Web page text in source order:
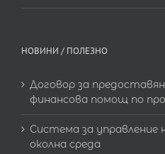
НОВИНИ / ПОЛЕЗНО
Договор за
финансова помощ по
Система за управление
околна среда